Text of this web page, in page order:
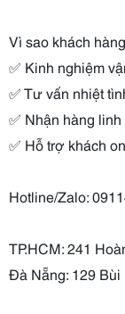
Vì sao khách
✅ Kinh nghiệm
✅ Tư vấn nhiệt
✅ Nhận hàng
✅ Hỗ trợ khách
Hotline/Zalo:
TP.HCM: 241
Đà Nẵng: 129 Bùi